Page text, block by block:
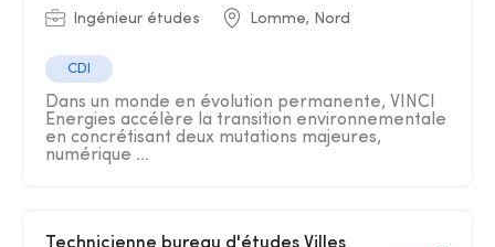
Ingénieur études Lomme, Nord
CDI
Dans un monde en évolution permanente, VINCI
Energies accélère la transition environnementale
en concrétisant deux mutations majeures,
numérique ...